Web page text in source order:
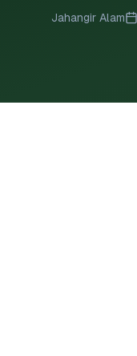
Jahangir Alam